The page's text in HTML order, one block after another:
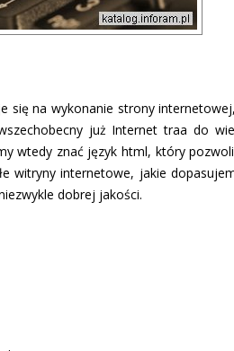
się na wykonanie strony
już Internet trafia do
wtedy znać język html, który
witryny internetowe, jakie
dobrej jakości.